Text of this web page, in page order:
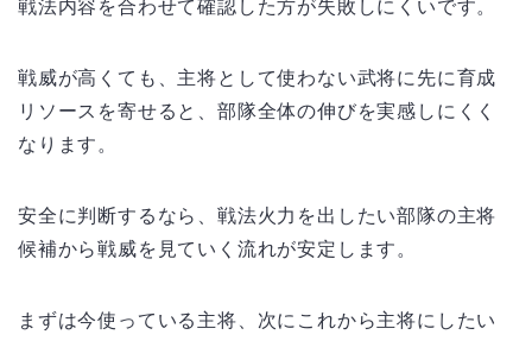
戦法内容を合わせて確認した方が失敗しにくいです。
戦威が高くても、主将として使わない武将に先に育成
リソースを寄せると、部隊全体の伸びを実感しにくく
なります。
安全に判断するなら、戦法火力を出したい部隊の主将
候補から戦威を見ていく流れが安定します。
まずは今使っている主将、次にこれから主将にしたい